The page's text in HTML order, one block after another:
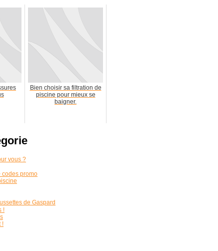
Bien choisir sa filtration de
piscine pour mieux se
baigner.
vous ?
codes promo
de Gaspard
!
!